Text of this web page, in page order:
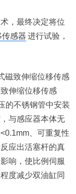
，最终决定将位
感器 进行试验，
磁致伸缩位移传感
伸缩位移传感
的不锈钢管中安装
与感应器本体无
、可重复性
应出活塞杆的真
响，使比例伺服
度减少双油缸同